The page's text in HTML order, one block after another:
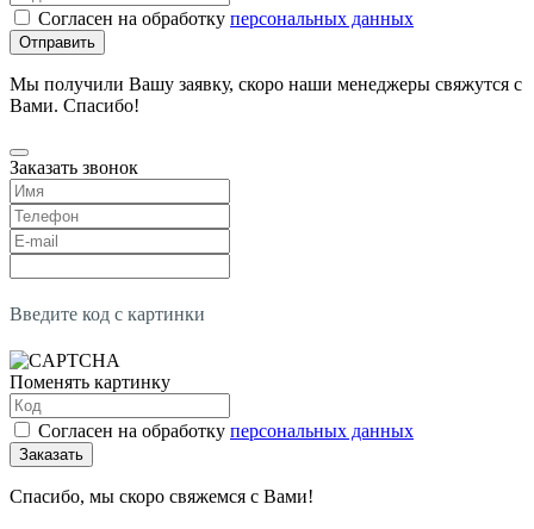
Согласен на обработку персональных данных
Отправить
Мы получили Вашу заявку, скоро наши менеджеры свяжутся с
Вами. Спасибо!
Заказать звонок
Введите код с картинки
Поменять картинку
Согласен на обработку персональных данных
Заказать
Спасибо, мы скоро свяжемся с Вами!